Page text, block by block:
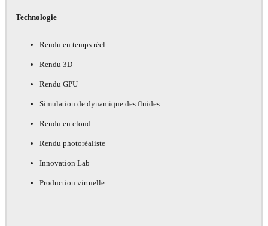
Technologie
Rendu en temps réel
Rendu 3D
Rendu GPU
Simulation de dynamique des fluides
Rendu en cloud
Rendu photoréaliste
Innovation Lab
Production virtuelle